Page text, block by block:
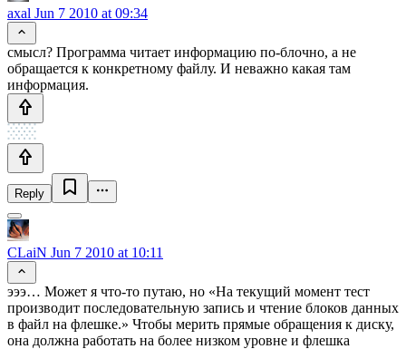
axal Jun 7 2010 at 09:34
смысл? Программа читает информацию по-блочно, а не
обращается к конкретному файлу. И неважно какая там
информация.
Reply
CLaiN Jun 7 2010 at 10:11
эээ… Может я что-то путаю, но «На текущий момент тест
производит последовательную запись и чтение блоков данных
в файл на флешке.» Чтобы мерить прямые обращения к диску,
она должна работать на более низком уровне и флешка